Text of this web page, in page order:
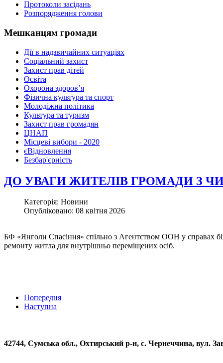
Протоколи засідань
Розпорядження голови
Мешканцям громади
Дії в надзвичайних ситуаціях
Соціальний захист
Захист прав дітей
Освіта
Охорона здоров’я
Фізична культура та спорт
Молодіжна політика
Культура та туризм
Захист прав громадян
ЦНАП
Місцеві вибори - 2020
єВідновлення
Безбар'єрність
ДО УВАГИ ЖИТЕЛІВ ГРОМАДИ З
Категорія: Новини
Опубліковано: 08 квітня 2026
БФ «Янголи Спасіння» спільно з Агентством ООН у справах
ремонту житла для внутрішньо переміщених осіб.
Попередня
Наступна
42744, Сумська обл., Охтирський р-н, с. Чернеччина,